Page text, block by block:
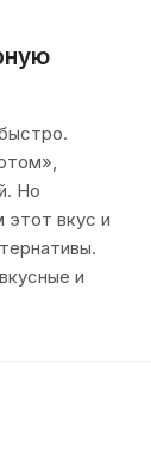
Но
этот вкус и
и